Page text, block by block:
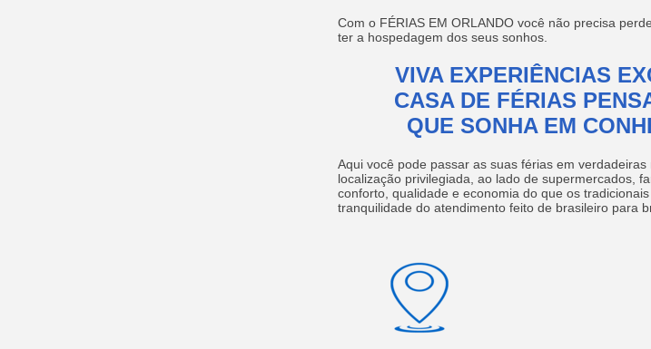
Com o FÉRIAS EM ORLANDO você não precisa
ter a hospedagem dos seus sonhos.
VIVA EXPERIÊNCIAS
CASA DE FÉRIAS
QUE SONHA EM
Aqui você pode passar as suas férias em
localização privilegiada, ao lado de supermercados,
conforto, qualidade e economia do que os
tranquilidade do atendimento feito de brasileiro para